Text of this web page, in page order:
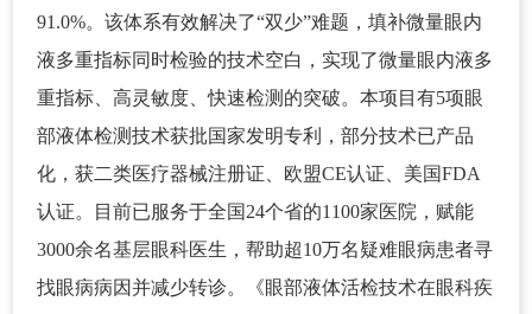
91.0%。该体系有效解决了“双少”难题，填补微量眼内
液多重指标同时检验的技术空白，实现了微量眼内液多
重指标、高灵敏度、快速检测的突破。本项目有5项眼
部液体检测技术获批国家发明专利，部分技术已产品
化，获二类医疗器械注册证、欧盟CE认证、美国FDA
认证。目前已服务于全国24个省的1100家医院，赋能
3000余名基层眼科医生，帮助超10万名疑难眼病患者寻
找眼病病因并减少转诊。《眼部液体活检技术在眼科疾